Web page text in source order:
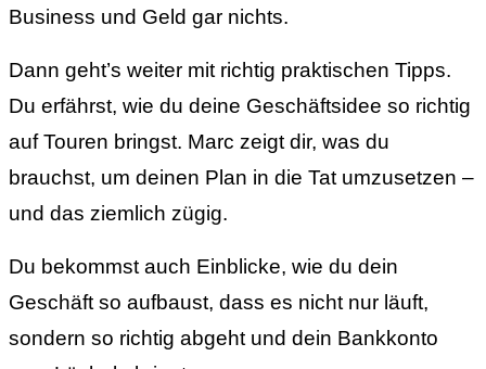
Business und Geld gar nichts.
Dann geht’s weiter mit richtig praktischen Tipps.
Du erfährst, wie du deine Geschäftsidee so richtig
auf Touren bringst. Marc zeigt dir, was du
brauchst, um deinen Plan in die Tat umzusetzen –
und das ziemlich zügig.
Du bekommst auch Einblicke, wie du dein
Geschäft so aufbaust, dass es nicht nur läuft,
sondern so richtig abgeht und dein Bankkonto